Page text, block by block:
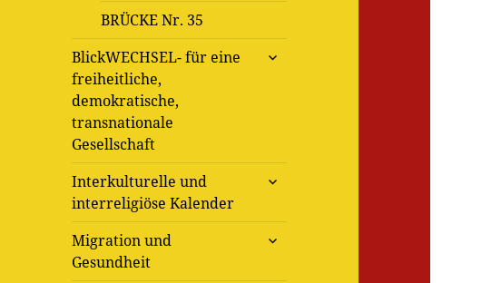
BRÜCKE Nr. 35
BlickWECHSEL- für eine
freiheitliche,
demokratische,
transnationale
Gesellschaft
untermenü
Interkulturelle und
interreligiöse Kalender
untermenü
Migration und
Gesundheit
untermenü